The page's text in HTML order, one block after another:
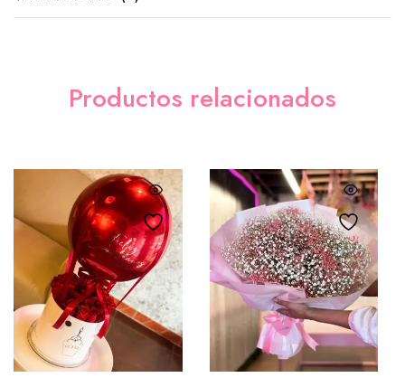
Tarjeta (GRATIS)
($0.00)
Aniversario($0.00)
Productos relacionados